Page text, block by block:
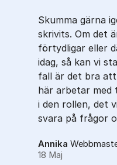
Skumma gärna
skrivits. Om det
förtydligar eller
idag, så kan vi
fall är det bra
här arbetar med
i den rollen, det
svara på frågor
Annika
18 Maj